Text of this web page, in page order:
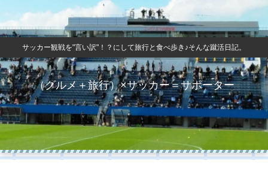
サッカー観戦を"言い訳"！？にして旅行と食べ歩き♪そんな蹴活日記。
（グルメ＋旅行）×サッカー＝サポーター